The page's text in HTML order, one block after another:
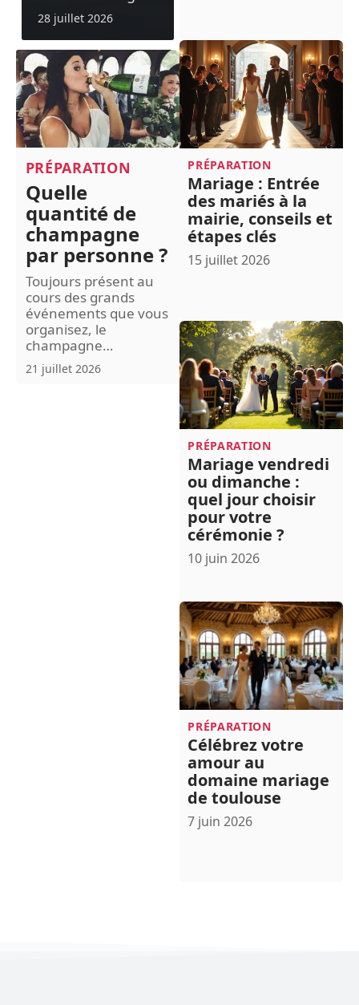
28 juillet 2026
PRÉPARATION
Quelle
quantité de
champagne
par personne ?
Toujours présent au
cours des grands
événements que vous
organisez, le
champagne…
21 juillet 2026
PRÉPARATION
Mariage : Entrée
des mariés à la
mairie, conseils et
étapes clés
15 juillet 2026
PRÉPARATION
Mariage vendredi
ou dimanche :
quel jour choisir
pour votre
cérémonie ?
10 juin 2026
PRÉPARATION
Célébrez votre
amour au
domaine mariage
de toulouse
7 juin 2026